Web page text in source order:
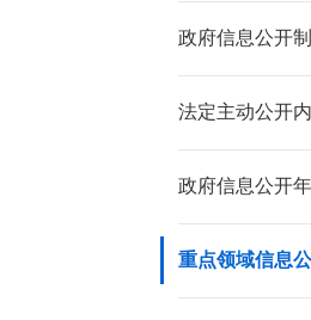
政府信息公开
法定主动公开
政府信息公开
重点领域信息